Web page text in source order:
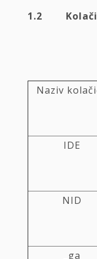
1.2
Naziv
IDE
NID
_ga